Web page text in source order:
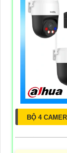
BỘ 4